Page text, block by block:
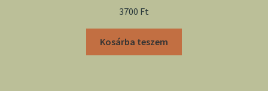
3700 Ft
Kosárba teszem